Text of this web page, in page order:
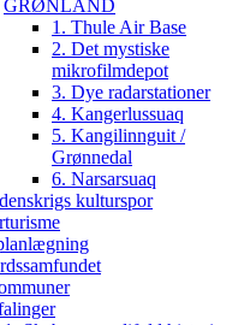
GRØNLAND
1. Thule Air Base
2. Det mystiske
mikrofilmdepot
3. Dye radarstationer
4. Kangerlussuaq
5. Kangilinnguit /
Grønnedal
6. Narsarsuaq
kulturspor